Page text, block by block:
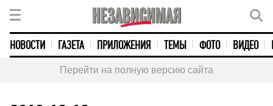
НОВОСТИ ГАЗЕТА ПРИЛОЖЕНИЯ ТЕМЫ ФОТО ВИДЕО
Перейти на полную версию сайта